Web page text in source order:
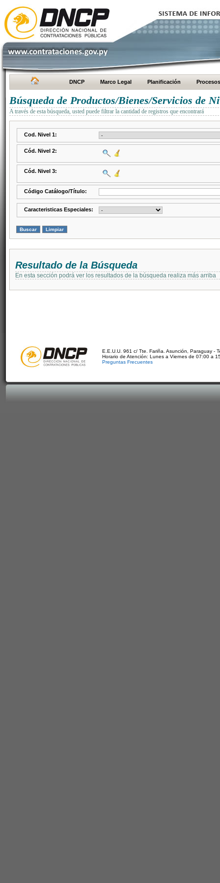
DNCP Marco Legal Planificación Procesos
Búsqueda de Productos/Bienes/Servicios de
A través de esta búsqueda, usted puede filtrar la cantidad de registros que encontrará
Cod. Nivel 1:
Cód. Nivel 2:
Cód. Nivel 3:
Código Catálogo/Título:
Caracteristicas Especiales:
Resultado de la Búsqueda
En esta sección podrá ver los resultados de la búsqueda realiza más arriba
E.E.U.U. 961 c/ Tte. Fariña. Asunción, Paraguay -
Horario de Atención: Lunes a Viernes de 07:00 a
Preguntas Frecuentes